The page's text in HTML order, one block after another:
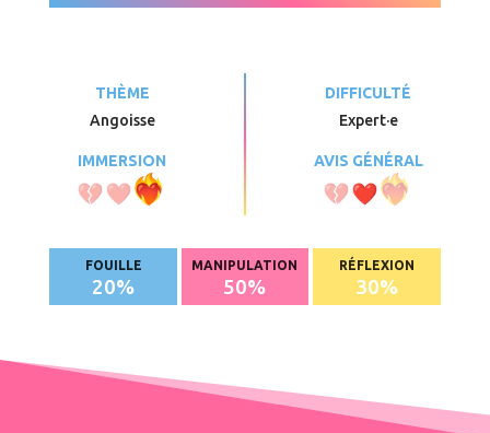
THÈME
Angoisse
DIFFICULTÉ
Expert·e
IMMERSION AVIS GÉNÉRAL
FOUILLE
20%
MANIPULATION
50%
RÉFLEXION
30%